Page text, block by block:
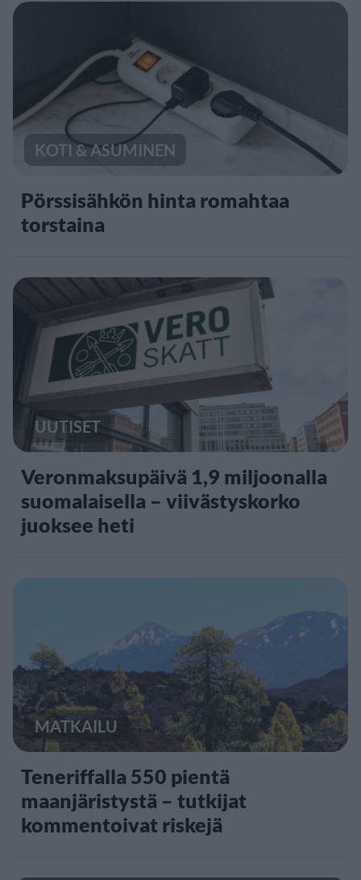
KOTI & ASUMINEN
Pörssisähkön hinta romahtaa
torstaina
UUTISET
Veronmaksupäivä 1,9 miljoonalla
suomalaisella – viivästyskorko
juoksee heti
MATKAILU
Teneriffalla 550 pientä
maanjäristystä – tutkijat
kommentoivat riskejä